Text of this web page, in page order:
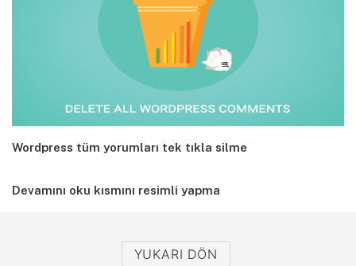
Wordpress tüm yorumları tek tıkla silme
Devamını oku kısmını resimli yapma
YUKARI DÖN